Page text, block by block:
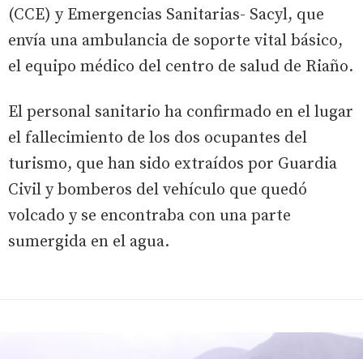
(CCE) y Emergencias Sanitarias- Sacyl, que
envía una ambulancia de soporte vital básico,
el equipo médico del centro de salud de Riaño.
El personal sanitario ha confirmado en el lugar
el fallecimiento de los dos ocupantes del
turismo, que han sido extraídos por Guardia
Civil y bomberos del vehículo que quedó
volcado y se encontraba con una parte
sumergida en el agua.